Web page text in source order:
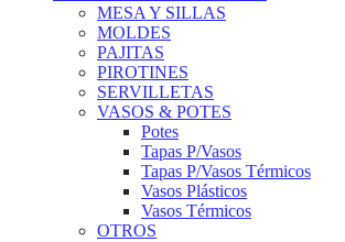
MESA Y SILLAS
MOLDES
PAJITAS
PIROTINES
SERVILLETAS
VASOS & POTES
Potes
Tapas P/Vasos
Tapas P/Vasos Térmicos
Vasos Plásticos
Vasos Térmicos
OTROS